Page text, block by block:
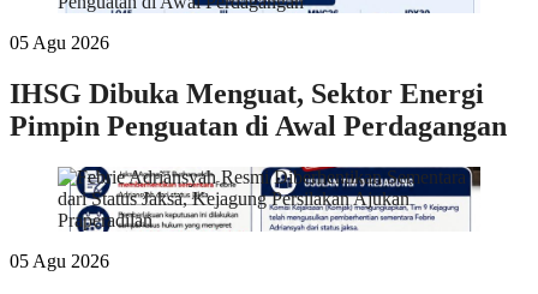
05 Agu 2026
IHSG Dibuka Menguat, Sektor Energi
Pimpin Penguatan di Awal Perdagangan
05 Agu 2026